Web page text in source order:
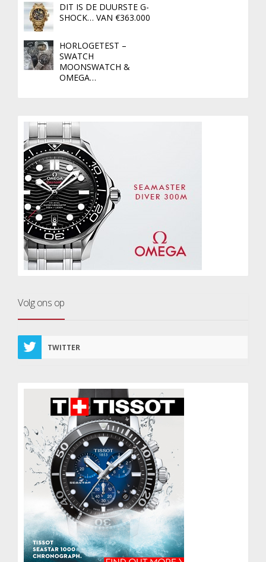
DIT IS DE DUURSTE G-
SHOCK… VAN €363.000
HORLOGETEST –
SWATCH
MOONSWATCH &
OMEGA…
Volg ons op
TWITTER